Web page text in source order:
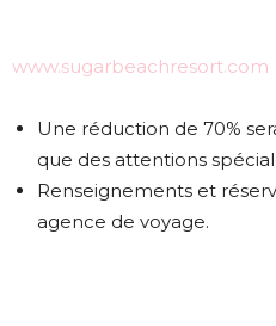
www.sugarbeachresort.com
Une réduction de 70%
que des attentions
Renseignements et
agence de voyage.